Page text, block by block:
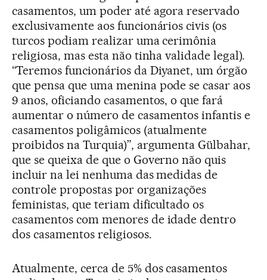
casamentos, um poder até agora reservado
exclusivamente aos funcionários civis (os
turcos podiam realizar uma cerimônia
religiosa, mas esta não tinha validade legal).
“Teremos funcionários da Diyanet, um órgão
que pensa que uma menina pode se casar aos
9 anos, oficiando casamentos, o que fará
aumentar o número de casamentos infantis e
casamentos poligâmicos (atualmente
proibidos na Turquia)”, argumenta Gülbahar,
que se queixa de que o Governo não quis
incluir na lei nenhuma das medidas de
controle propostas por organizações
feministas, que teriam dificultado os
casamentos com menores de idade dentro
dos casamentos religiosos.
Atualmente, cerca de 5% dos casamentos